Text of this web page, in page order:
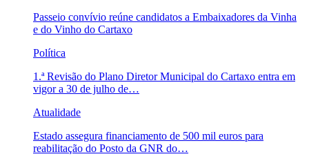
Passeio convívio reúne candidatos a Embaixadores da Vinha
e do Vinho do Cartaxo
Política
1.ª Revisão do Plano Diretor Municipal do Cartaxo entra em
vigor a 30 de julho de…
Atualidade
Estado assegura financiamento de 500 mil euros para
reabilitação do Posto da GNR do…